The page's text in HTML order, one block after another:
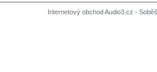
Internetový obchod Audio3.cz -